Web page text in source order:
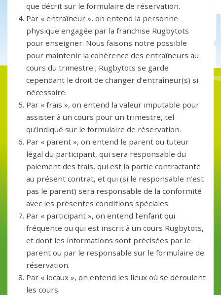
que décrit sur le formulaire de réservation.
Par « entraîneur », on entend la personne
physique engagée par la franchise Rugbytots
pour enseigner. Nous faisons notre possible
pour maintenir la cohérence des entraîneurs au
cours du trimestre ; Rugbytots se garde
cependant le droit de changer d’entraîneur(s) si
nécessaire.
Par « frais », on entend la valeur imputable pour
assister à un cours pour un trimestre, tel
qu’indiqué sur le formulaire de réservation.
Par « parent », on entend le parent ou tuteur
légal du participant, qui sera responsable du
paiement des frais, qui est la partie contractante
au présent contrat, et qui (si le responsable n’est
pas le parent) sera responsable de la conformité
avec les présentes conditions spéciales.
Par « participant », on entend l’enfant qui
fréquente ou qui est inscrit à un cours Rugbytots,
et dont les informations sont précisées par le
parent ou par le responsable sur le formulaire de
réservation.
Par « locaux », on entend les lieux où se déroulent
les cours.